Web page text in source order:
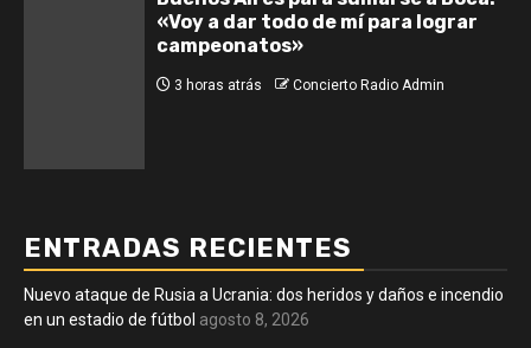
«Voy a dar todo de mí para lograr
campeonatos»
3 horas atrás Concierto Radio Admin
ENTRADAS RECIENTES
Nuevo ataque de Rusia a Ucrania: dos heridos y daños e incendio
en un estadio de fútbol agosto 8, 2026